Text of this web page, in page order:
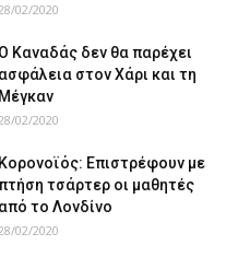
02/2020
Ο Καναδάς δεν θα παρέχει
ασφάλεια στον Χάρι και τη
Μέγκαν
02/2020
Κορονοϊός: Επιστρέφουν με
τσάρτερ οι μαθητές
από το Λονδίνο
02/2020